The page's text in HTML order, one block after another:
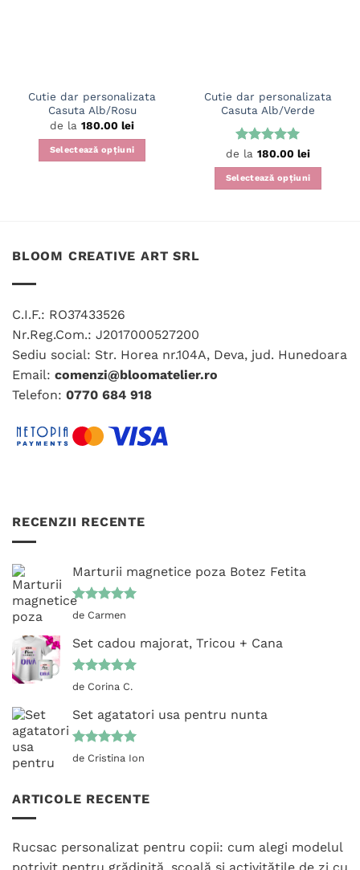
Cutie dar personalizata
Casuta Alb/Rosu
de la 180.00 lei
Selectează opțiuni
variații.
alese
în
pagina
produsului.
Cutie dar personalizata
Casuta Alb/Verde
Evaluat la
5din 5
de la 180.00 lei
Selectează opțiuni
alese
BLOOM CREATIVE ART SRL
C.I.F.: RO37433526
Nr.Reg.Com.: J2017000527200
Sediu social: Str. Horea nr.104A, Deva, jud. Hunedoara
Email: comenzi@bloomatelier.ro
Telefon: 0770 684 918
RECENZII RECENTE
Marturii magnetice poza Botez Fetita
Evaluat la
de Carmen
Set cadou majorat, Tricou + Cana
Evaluat la
de Corina C.
Set agatatori usa pentru nunta
Evaluat la
de Cristina Ion
ARTICOLE RECENTE
Rucsac personalizat pentru copii: cum alegi modelul